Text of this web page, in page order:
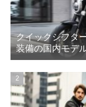
クイックシフタ
装備の国内モデ